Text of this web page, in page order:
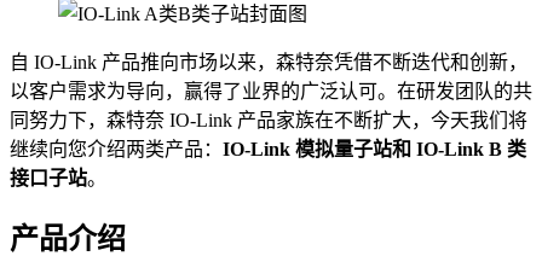
自 IO-Link 产品推向市场以来，森特奈凭借不断迭代和创新，
以客户需求为导向，赢得了业界的广泛认可。在研发团队的共
同努力下，森特奈 IO-Link 产品家族在不断扩大，今天我们将
继续向您介绍两类产品： IO-Link 模拟量子站和 IO-Link B 类
接口子站。
产品介绍